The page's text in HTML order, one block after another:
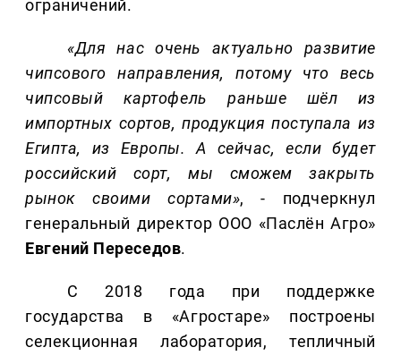
ограничений.
«Для нас очень актуально развитие
чипсового направления, потому что весь
чипсовый картофель раньше шёл из
импортных сортов, продукция поступала из
Египта, из Европы. А сейчас, если будет
российский сорт, мы сможем закрыть
рынок своими сортами», - подчеркнул
генеральный директор ООО «Паслён Агро»
Евгений Переседов.
С 2018 года при поддержке
государства в «Агростаре» построены
селекционная лаборатория, тепличный